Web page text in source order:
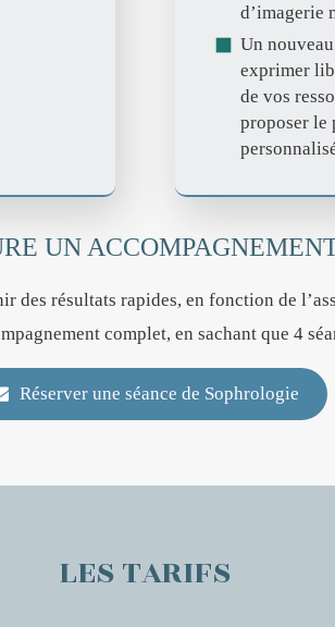
d’imagerie
Un
exprimer
de vos
proposer le
UN
des résultats rapides, en fonction de
complet, en sachant que 4
Réserver une séance de Sophrologie
LES TARIFS